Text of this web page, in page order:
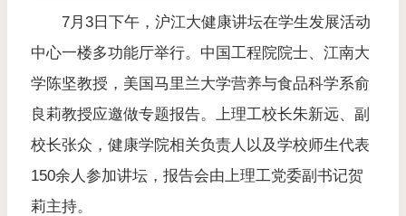
7月3日下午，沪江大健康讲坛在学生发展活动
中心一楼多功能厅举行。中国工程院院士、江南大
学陈坚教授，美国马里兰大学营养与食品科学系俞
良莉教授应邀做专题报告。上理工校长朱新远、副
校长张众，健康学院相关负责人以及学校师生代表
150余人参加讲坛，报告会由上理工党委副书记贺
莉主持。